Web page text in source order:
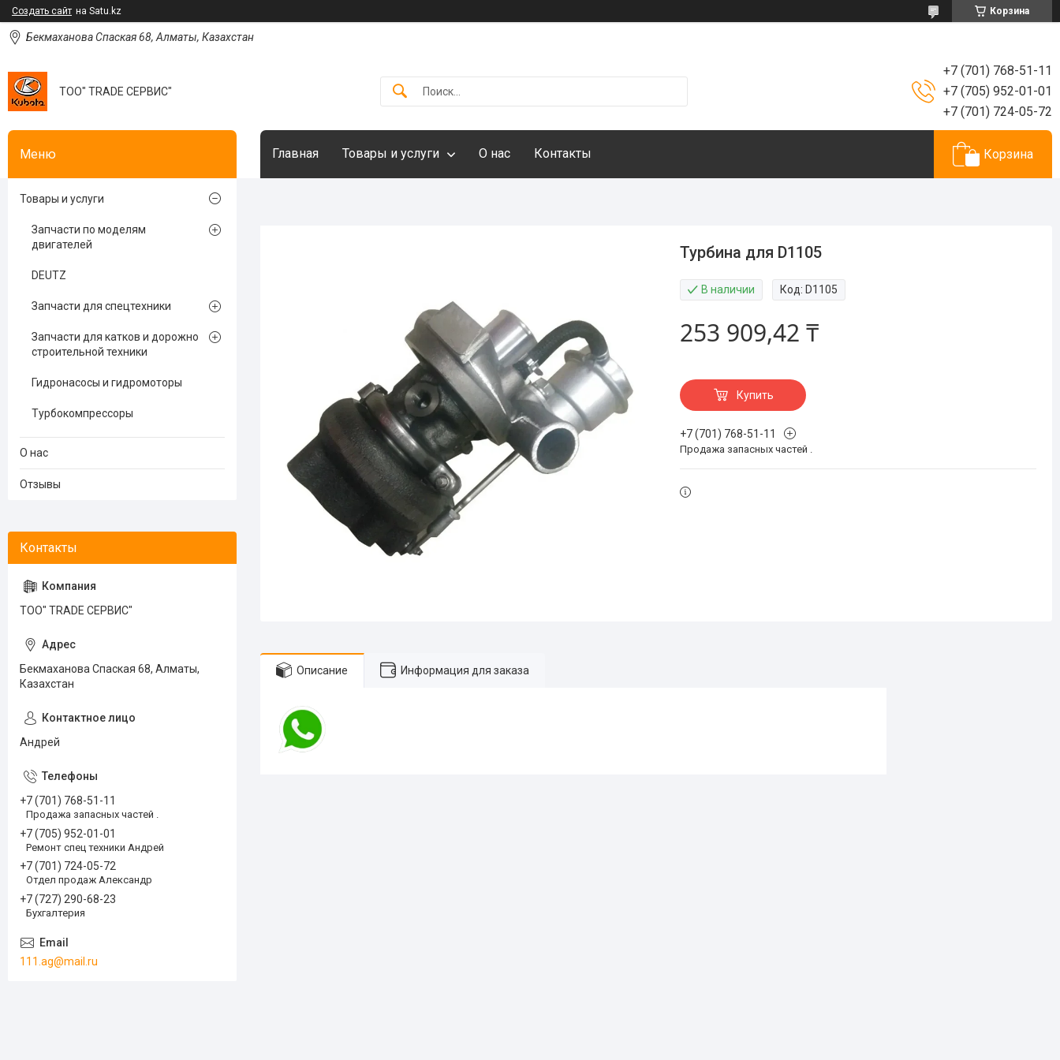
Создать сайт на Satu.kz Корзина
Бекмаханова Спаская 68, Алматы, Казахстан
ТОО" TRADE СЕРВИС"
+7 (701) 768-51-11
+7 (705) 952-01-01
+7 (701) 724-05-72
Главная Товары и услуги О нас Контакты Корзина
Турбина для D1105
В наличии Код: D1105
253 909,42 ₸
Купить
+7 (701) 768-51-11
Продажа запасных частей .
Описание Информация для заказа
Товары и услуги
Запчасти по моделям
двигателей
DEUTZ
Запчасти для спецтехники
Запчасти для катков и дорожно
строительной техники
Гидронасосы и гидромоторы
Турбокомпрессоры
О нас
Отзывы
ТОО" TRADE СЕРВИС"
Бекмаханова Спаская 68, Алматы,
Казахстан
Андрей
+7 (701) 768-51-11
Продажа запасных частей .
+7 (705) 952-01-01
Ремонт спец техники Андрей
+7 (701) 724-05-72
Отдел продаж Александр
+7 (727) 290-68-23
Бухгалтерия
111.ag@mail.ru